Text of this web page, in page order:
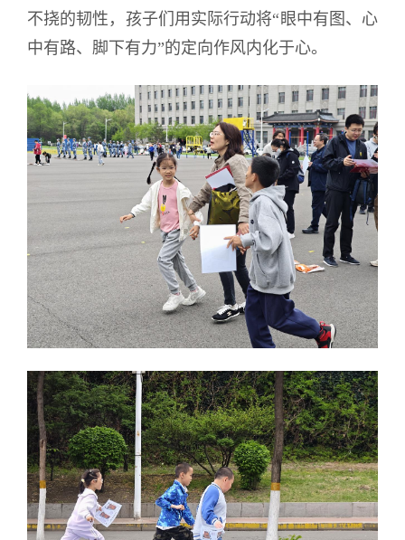
不挠的韧性，孩子们用实际行动将“眼中有图、心
中有路、脚下有力”的定向作风内化于心。